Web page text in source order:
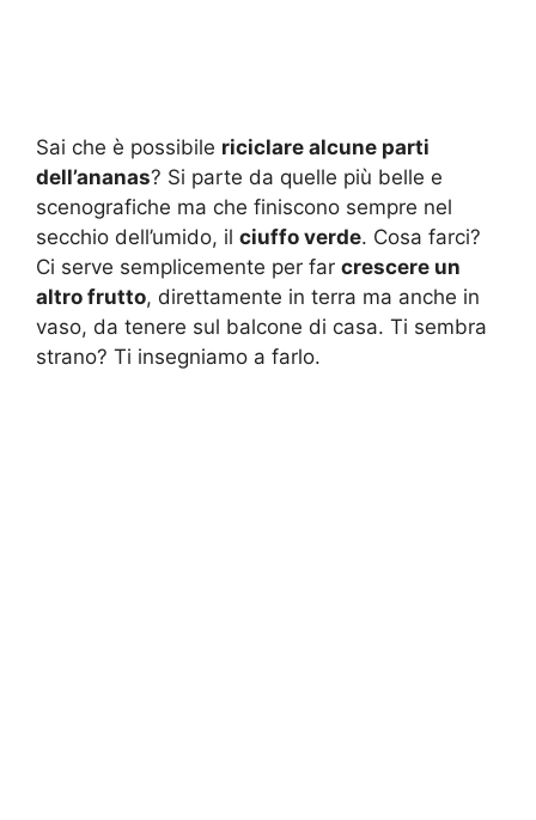
Sai che è possibile riciclare alcune parti
dell’ananas? Si parte da quelle più belle e
scenografiche ma che finiscono sempre nel
secchio dell’umido, il ciuffo verde. Cosa farci?
Ci serve semplicemente per far crescere un
altro frutto, direttamente in terra ma anche in
vaso, da tenere sul balcone di casa. Ti sembra
strano? Ti insegniamo a farlo.